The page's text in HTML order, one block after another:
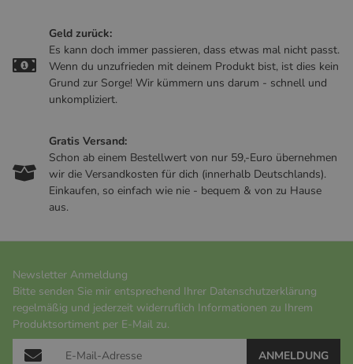
Geld zurück:
Es kann doch immer passieren, dass etwas mal nicht passt.
Wenn du unzufrieden mit deinem Produkt bist, ist dies kein
Grund zur Sorge! Wir kümmern uns darum - schnell und
unkompliziert.
Gratis Versand:
Schon ab einem Bestellwert von nur 59,-Euro übernehmen
wir die Versandkosten für dich (innerhalb Deutschlands).
Einkaufen, so einfach wie nie - bequem & von zu Hause
aus.
Newsletter Anmeldung
Bitte senden Sie mir entsprechend Ihrer Datenschutzerklärung
regelmäßig und jederzeit widerruflich Informationen zu Ihrem
Produktsortiment per E-Mail zu.
ANMELDUNG